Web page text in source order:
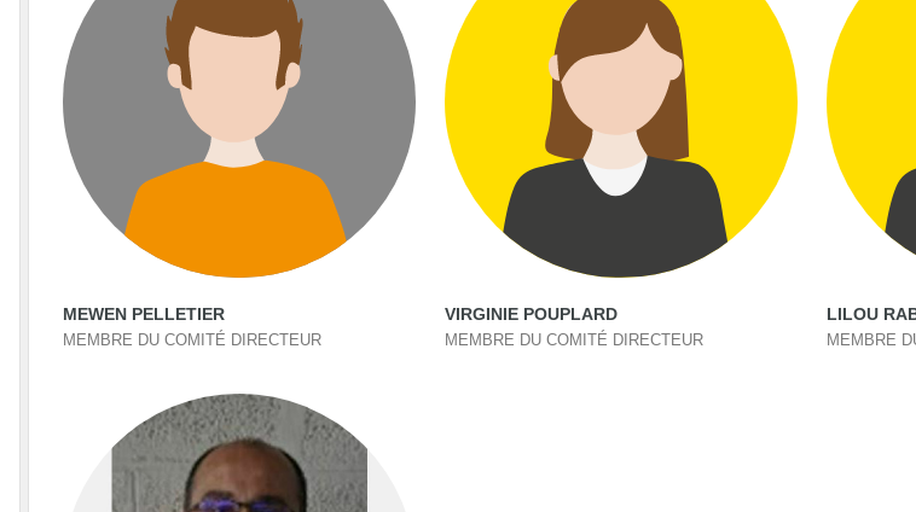
MEWEN PELLETIER
MEMBRE DU COMITÉ DIRECTEUR
VIRGINIE POUPLARD
MEMBRE DU COMITÉ DIRECTEUR
LILOU
MEMBRE